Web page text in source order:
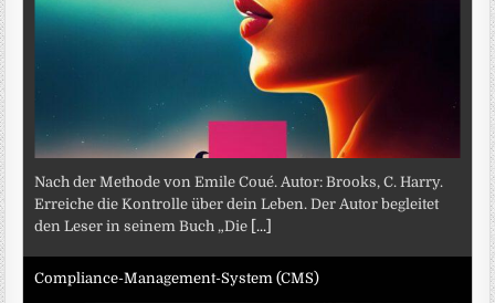
Nach der Methode von Emile Coué. Autor: Brooks, C. Harry.
Erreiche die Kontrolle über dein Leben. Der Autor begleitet
den Leser in seinem Buch „Die [...]
Compliance-Management-System (CMS)